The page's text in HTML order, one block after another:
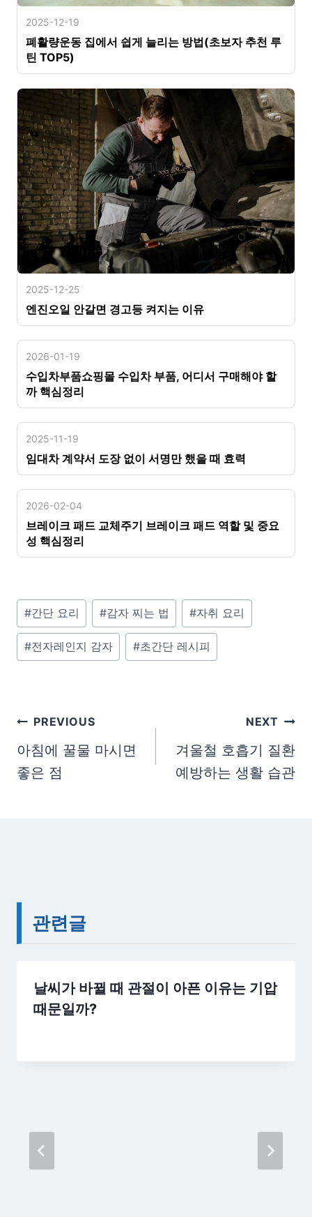
2025-12-19
폐활량운동 집에서 쉽게 늘리는 방법(초보자 추천 루
틴 TOP5)
2025-12-25
엔진오일 안갈면 경고등 켜지는 이유
2026-01-19
수입차부품쇼핑몰 수입차 부품, 어디서 구매해야 할
까 핵심정리
2025-11-19
임대차 계약서 도장 없이 서명만 했을 때 효력
2026-02-04
브레이크 패드 교체주기 브레이크 패드 역할 및 중요
성 핵심정리
P
o
a
:
#간단 요리 #감자 찌는 법 #자취 요리
#전자레인지 감자 #초간단 레시피
글
탐
색
PREVIOUS
아침에 꿀물 마시면
좋은 점
NEXT
겨울철 호흡기 질환
예방하는 생활 습관
관련글
날씨가 바뀔 때 관절이 아픈 이유는 기압
때문일까?